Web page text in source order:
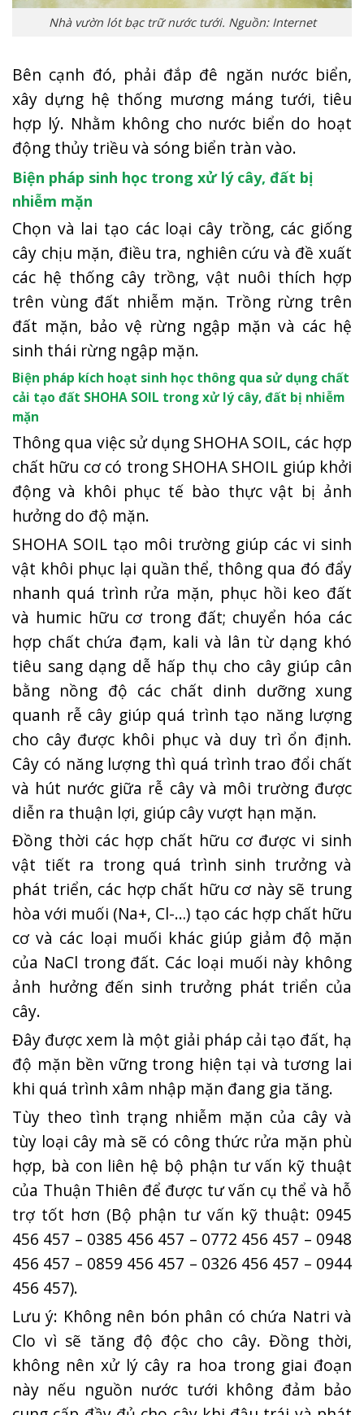
Nhà vườn lót bạc trữ nước tưới. Nguồn: Internet
Bên cạnh đó, phải đắp đê ngăn nước biển,
xây dựng hệ thống mương máng tưới, tiêu
hợp lý. Nhằm không cho nước biển do hoạt
động thủy triều và sóng biển tràn vào.
Biện pháp sinh học trong xử lý cây, đất bị
nhiễm mặn
Chọn và lai tạo các loại cây trồng, các giống
cây chịu mặn, điều tra, nghiên cứu và đề xuất
các hệ thống cây trồng, vật nuôi thích hợp
trên vùng đất nhiễm mặn. Trồng rừng trên
đất mặn, bảo vệ rừng ngập mặn và các hệ
sinh thái rừng ngập mặn.
Biện pháp kích hoạt sinh học thông qua sử dụng chất
cải tạo đất SHOHA SOIL trong xử lý cây, đất bị nhiễm
mặn
Thông qua việc sử dụng SHOHA SOIL, các hợp
chất hữu cơ có trong SHOHA SHOIL giúp khởi
động và khôi phục tế bào thực vật bị ảnh
hưởng do độ mặn.
SHOHA SOIL tạo môi trường giúp các vi sinh
vật khôi phục lại quần thể, thông qua đó đẩy
nhanh quá trình rửa mặn, phục hồi keo đất
và humic hữu cơ trong đất; chuyển hóa các
hợp chất chứa đạm, kali và lân từ dạng khó
tiêu sang dạng dễ hấp thụ cho cây giúp cân
bằng nồng độ các chất dinh dưỡng xung
quanh rễ cây giúp quá trình tạo năng lượng
cho cây được khôi phục và duy trì ổn định.
Cây có năng lượng thì quá trình trao đổi chất
và hút nước giữa rễ cây và môi trường được
diễn ra thuận lợi, giúp cây vượt hạn mặn.
Đồng thời các hợp chất hữu cơ được vi sinh
vật tiết ra trong quá trình sinh trưởng và
phát triển, các hợp chất hữu cơ này sẽ trung
hòa với muối (Na+, Cl-…) tạo các hợp chất hữu
cơ và các loại muối khác giúp giảm độ mặn
của NaCl trong đất. Các loại muối này không
ảnh hưởng đến sinh trưởng phát triển của
cây.
Đây được xem là một giải pháp cải tạo đất, hạ
độ mặn bền vững trong hiện tại và tương lai
khi quá trình xâm nhập mặn đang gia tăng.
Tùy theo tình trạng nhiễm mặn của cây và
tùy loại cây mà sẽ có công thức rửa mặn phù
hợp, bà con liên hệ bộ phận tư vấn kỹ thuật
của Thuận Thiên để được tư vấn cụ thể và hỗ
trợ tốt hơn (Bộ phận tư vấn kỹ thuật: 0945
456 457 – 0385 456 457 – 0772 456 457 – 0948
456 457 – 0859 456 457 – 0326 456 457 – 0944
456 457).
Lưu ý: Không nên bón phân có chứa Natri và
Clo vì sẽ tăng độ độc cho cây. Đồng thời,
không nên xử lý cây ra hoa trong giai đoạn
này nếu nguồn nước tưới không đảm bảo